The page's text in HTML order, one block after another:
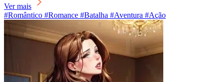
Ver mais
#Romântico #Romance #Batalha #Aventura #Ação